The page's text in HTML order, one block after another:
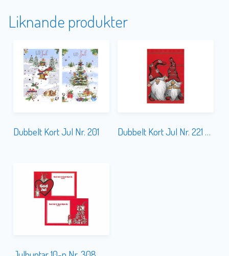
Liknande produkter
Dubbelt Kort Jul Nr. 201 Dubbelt Kort Jul Nr. 221 Sedel